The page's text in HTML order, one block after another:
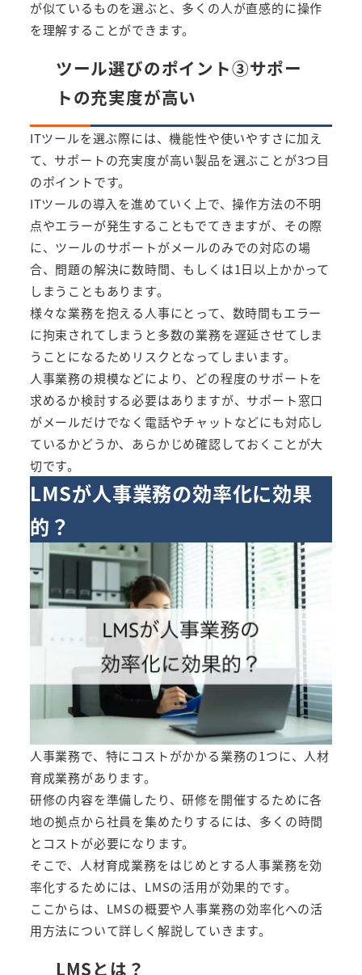
が似ているものを選ぶと、多くの人が直感的に操作
を理解することができます。
ツール選びのポイント③サポー
トの充実度が高い
ITツールを選ぶ際には、機能性や使いやすさに加え
て、サポートの充実度が高い製品を選ぶことが3つ目
のポイントです。
ITツールの導入を進めていく上で、操作方法の不明
点やエラーが発生することもでてきますが、その際
に、ツールのサポートがメールのみでの対応の場
合、問題の解決に数時間、もしくは1日以上かかって
しまうこともあります。
様々な業務を抱える人事にとって、数時間もエラー
に拘束されてしまうと多数の業務を遅延させてしま
うことになるためリスクとなってしまいます。
人事業務の規模などにより、どの程度のサポートを
求めるか検討する必要はありますが、サポート窓口
がメールだけでなく電話やチャットなどにも対応し
ているかどうか、あらかじめ確認しておくことが大
切です。
LMSが人事業務の効率化に効果
的？
人事業務で、特にコストがかかる業務の1つに、人材
育成業務があります。
研修の内容を準備したり、研修を開催するために各
地の拠点から社員を集めたりするには、多くの時間
とコストが必要になります。
そこで、人材育成業務をはじめとする人事業務を効
率化するためには、LMSの活用が効果的です。
ここからは、LMSの概要や人事業務の効率化への活
用方法について詳しく解説していきます。
LMSとは？